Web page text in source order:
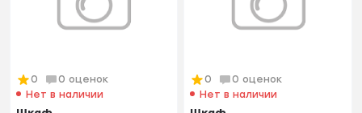
0
0 оценок
Нет в наличии
0
0 оценок
Нет в наличии